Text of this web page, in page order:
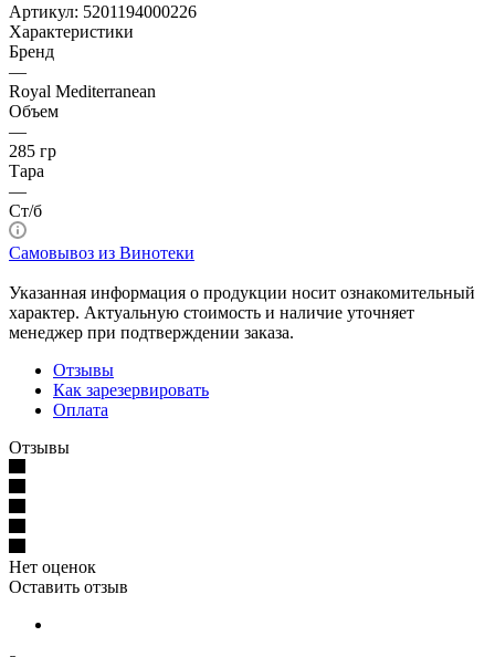
Артикул: 5201194000226
Характеристики
Бренд
—
Royal Mediterranean
Объем
—
285 гр
Тара
—
Ст/б
Самовывоз из Винотеки
Указанная информация о продукции носит ознакомительный
характер. Актуальную стоимость и наличие уточняет
менеджер при подтверждении заказа.
Отзывы
Как зарезервировать
Оплата
Отзывы
Нет оценок
Оставить отзыв